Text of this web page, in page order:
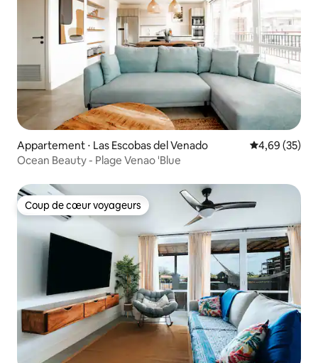
Appartement ⋅ Las Escobas del Venado Évaluation
4,69 (35)
Ocean Beauty - Plage Venao 'Blue
Coup de cœur voyageurs
Coup de cœur voyageurs